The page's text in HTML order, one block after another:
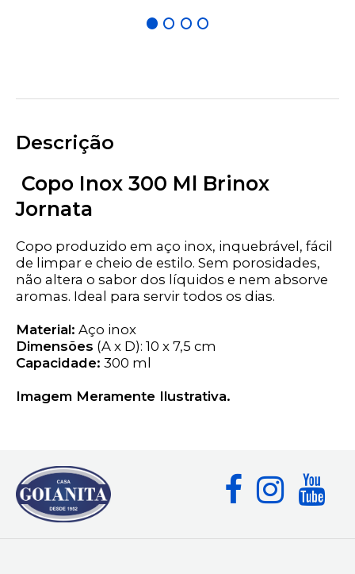
Descrição
Copo Inox 300 Ml Brinox
Jornata
Copo produzido em aço inox, inquebrável, fácil
de limpar e cheio de estilo. Sem porosidades,
não altera o sabor dos líquidos e nem absorve
aromas. Ideal para servir todos os dias.
Material: Aço inox
Dimensões (A x D): 10 x 7,5 cm
Capacidade: 300 ml
Imagem Meramente Ilustrativa.